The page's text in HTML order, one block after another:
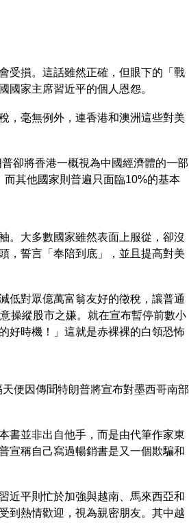
受損。這話雖然正確，但眼下的「戰
國家主席習近平的個人恩怨。
，毫無例外，連香港和澳洲這些對美
卻將香港一概視為中國經濟體的一部
其他國家則普遍只面臨10%的基本
。大多數國家雖然表面上服從，卻沒
，誓言「奉陪到底」，並且提高對美
低對眾億萬富翁友好的徵稅，讓普通
操縱股市之嫌。就在宣布暫停前數小
好時機！」這就是赤裸裸的白領恐怖
便因傳聞特朗普將宣布對墨西哥南部
書並非出自他手，而是由代筆作家東
宣稱自己寫過暢銷書是又一個欺騙和
近平則忙於加強與越南、馬來西亞和
到熱情歡迎，視為親密朋友。其中越